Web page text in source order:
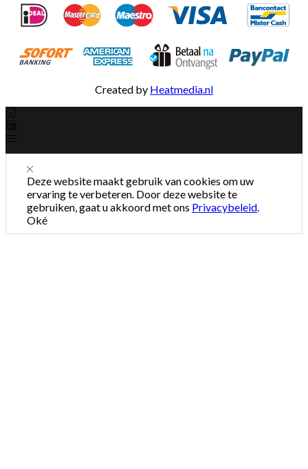
Created by Heatmedia.nl
Deze website maakt gebruik van cookies om uw
ervaring te verbeteren. Door deze website te
gebruiken, gaat u akkoord met ons Privacybeleid
Oké